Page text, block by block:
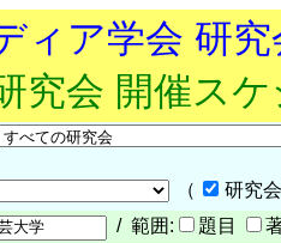
ィア学会 研
究会 開催ス
（
研究
/ 範囲: 題目